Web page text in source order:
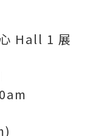
Hall 1 展